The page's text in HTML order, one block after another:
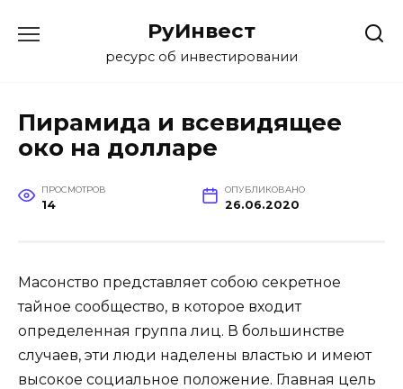
РуИнвест
ресурс об инвестировании
Пирамида и всевидящее
око на долларе
ПРОСМОТРОВ
14
ОПУБЛИКОВАНО
26.06.2020
Масонство представляет собою секретное
тайное сообщество, в которое входит
определенная группа лиц. В большинстве
случаев, эти люди наделены властью и имеют
высокое социальное положение. Главная цель